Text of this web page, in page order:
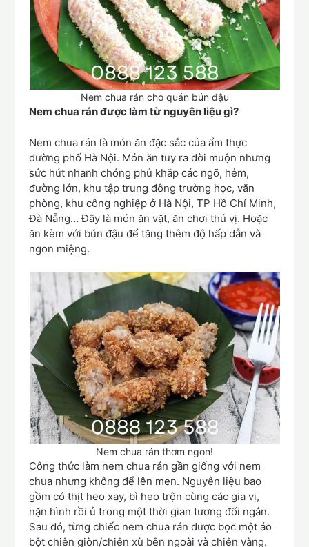
Nem chua rán cho quán bún đậu
Nem chua rán được làm từ nguyên liệu gì?
Nem chua rán là món ăn đặc sắc của ẩm thực
đường phố Hà Nội. Món ăn tuy ra đời muộn nhưng
sức hút nhanh chóng phủ khắp các ngõ, hẻm,
đường lớn, khu tập trung đông trường học, văn
phòng, khu công nghiệp ở Hà Nội, TP Hồ Chí Minh,
Đà Nẵng… Đây là món ăn vặt, ăn chơi thú vị. Hoặc
ăn kèm với bún đậu để tăng thêm độ hấp dẫn và
ngon miệng.
Nem chua rán thơm ngon!
Công thức làm nem chua rán gần giống với nem
chua nhưng không để lên men. Nguyên liệu bao
gồm có thịt heo xay, bì heo trộn cùng các gia vị,
nặn hình rồi ủ trong một thời gian tương đối ngắn.
Sau đó, từng chiếc nem chua rán được bọc một áo
bột chiên giòn/chiên xù bên ngoài và chiên vàng.